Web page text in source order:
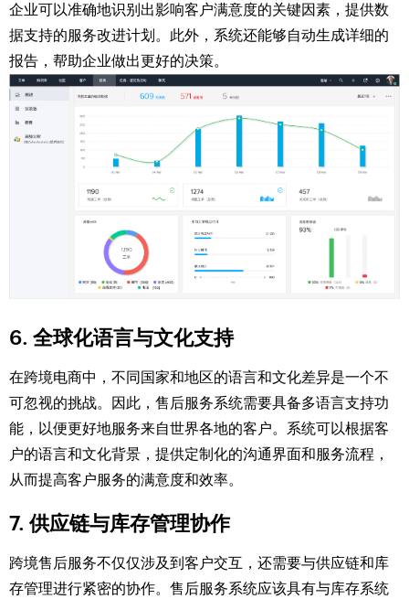
企业可以准确地识别出影响客户满意度的关键因素，提供数
据支持的服务改进计划。此外，系统还能够自动生成详细的
报告，帮助企业做出更好的决策。
6. 全球化语言与文化支持
在跨境电商中，不同国家和地区的语言和文化差异是一个不
可忽视的挑战。因此，售后服务系统需要具备多语言支持功
能，以便更好地服务来自世界各地的客户。系统可以根据客
户的语言和文化背景，提供定制化的沟通界面和服务流程，
从而提高客户服务的满意度和效率。
7. 供应链与库存管理协作
跨境售后服务不仅仅涉及到客户交互，还需要与供应链和库
存管理进行紧密的协作。售后服务系统应该具有与库存系统